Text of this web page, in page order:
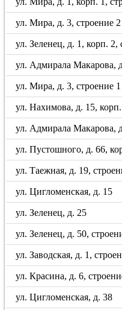
ул. Мира, д. 3, строение 2
ул. Зеленец, д. 1, корп. 2,
ул. Адмирала Макарова,
ул. Мира, д. 3, строение 1
ул. Нахимова, д. 15, корп.
ул. Адмирала Макарова,
ул. Пустошного, д. 66,
ул. Таежная, д. 19,
ул. Цигломенская, д. 15
ул. Зеленец, д. 25
ул. Зеленец, д. 50,
ул. Заводская, д. 1,
ул. Красина, д. 6,
ул. Цигломенская, д. 38